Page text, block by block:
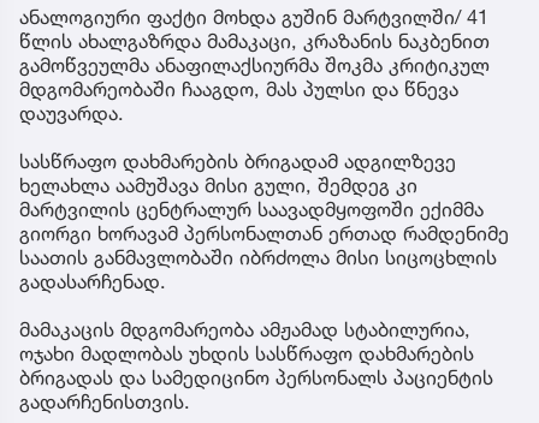
ანალოგიური ფაქტი მოხდა გუშინ მარტვილში/ 41
წლის ახალგაზრდა მამაკაცი, კრაზანის ნაკბენით
გამოწვეულმა ანაფილაქსიურმა შოკმა კრიტიკულ
მდგომარეობაში ჩააგდო, მას პულსი და წნევა
დაუვარდა.
სასწრაფო დახმარების ბრიგადამ ადგილზევე
ხელახლა აამუშავა მისი გული, შემდეგ კი
მარტვილის ცენტრალურ საავადმყოფოში ექიმმა
გიორგი ხორავამ პერსონალთან ერთად რამდენიმე
საათის განმავლობაში იბრძოლა მისი სიცოცხლის
გადასარჩენად.
მამაკაცის მდგომარეობა ამჟამად სტაბილურია,
ოჯახი მადლობას უხდის სასწრაფო დახმარების
ბრიგადას და სამედიცინო პერსონალს პაციენტის
გადარჩენისთვის.